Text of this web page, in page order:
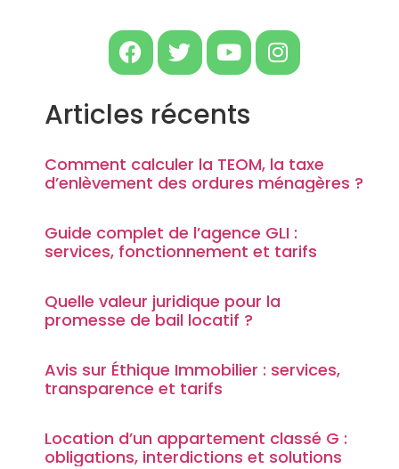
Articles récents
Comment calculer la TEOM, la taxe
d’enlèvement des ordures ménagères ?
Guide complet de l’agence GLI :
services, fonctionnement et tarifs
Quelle valeur juridique pour la
promesse de bail locatif ?
Avis sur Éthique Immobilier : services,
transparence et tarifs
Location d’un appartement classé G :
obligations, interdictions et solutions